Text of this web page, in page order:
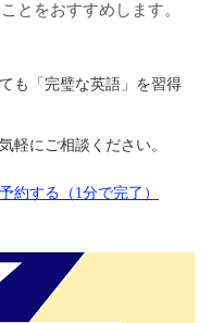
とをおすすめします。
も「完璧な英語」を習得
軽にご相談ください。
約する（1分で完了）